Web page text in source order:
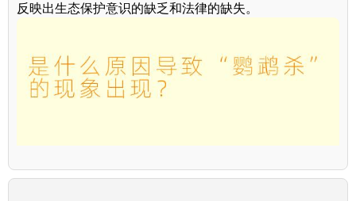
反映出生态保护意识的缺乏和法律的缺失。